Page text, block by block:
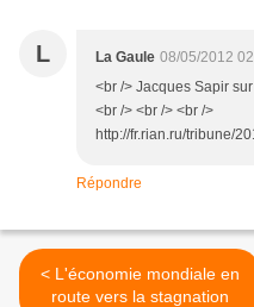
L La Gaule 08/05/2012
<br /> Jacques Sapir
<br /> <br /> <br />
http://fr.rian.ru/tribune/
Répondre
< L'économie mondiale en
route vers la stagnation